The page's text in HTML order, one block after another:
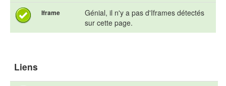
Iframe
Génial, il n'y a pas d'Iframes détectés
sur cette page.
Liens